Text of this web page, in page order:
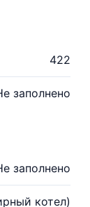
422
заполнено
заполнено
котел)